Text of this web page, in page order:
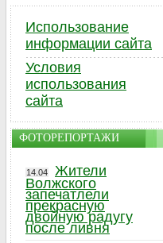
Использование
информации сайта
Условия
использования
сайта
ФОТОРЕПОРТАЖИ
14.04
Жители
Волжского
запечатлели
прекрасную
двойную радугу
после ливня